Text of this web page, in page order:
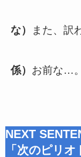
な） また、訳
係） お前な…。
NEXT
「次のピリオ